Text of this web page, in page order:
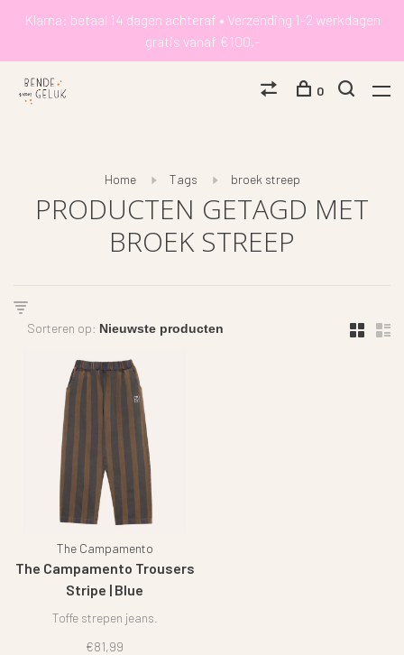
Klarna: betaal 14 dagen achteraf • Verzending 1-2 werkdagen
gratis vanaf €100,-
0
Home Tags broek streep
PRODUCTEN GETAGD MET
BROEK STREEP
Sorteren op:
The Campamento
The Campamento Trousers
Stripe | Blue
Toffe strepen jeans.
€81,99